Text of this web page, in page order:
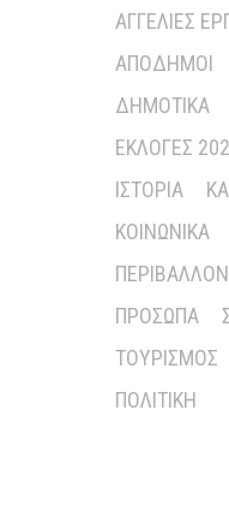
ΑΓΓΕΛΊΕΣ
ΑΠΌΔΗΜΟΙ
ΔΗΜΟΤΙΚΆ
ΕΚΛΟΓΈΣ
ΙΣΤΟΡΊΑ
ΚΟΙΝΩΝΙΚΆ
ΠΡΌΣΩΠΑ
ΤΟΥΡΙΣΜΌΣ
ΠΟΛΙΤΙΚΉ